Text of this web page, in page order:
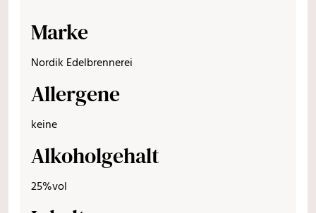
Marke
Nordik Edelbrennerei
Allergene
keine
Alkoholgehalt
25%vol